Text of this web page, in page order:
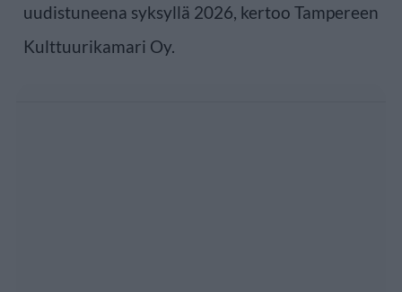
uudistuneena syksyllä 2026, kertoo Tampereen
Kulttuurikamari Oy.